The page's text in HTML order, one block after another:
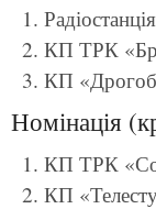
КП ТРК
КП
Номінація
КП ТРК
КП